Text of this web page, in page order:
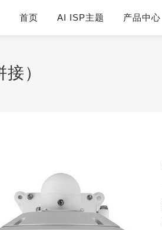
首页 AI ISP主题 产品中心
）